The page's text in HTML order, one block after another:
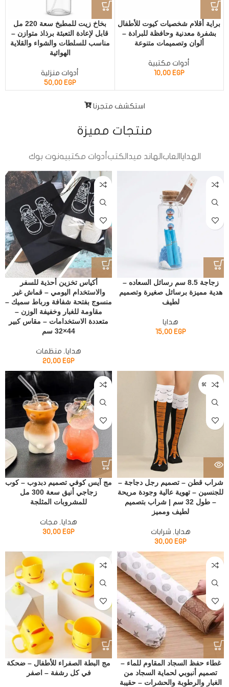
براية أقلام شخصيات كيوت للأطفال
بشفرة معدنية وحافظة للبرادة –
ألوان وتصميمات متنوعة
أدوات مكتبية
10,00 EGP
بخاخ زيت للمطبخ سعة 220 مل
قابل لإعادة التعبئة برذاذ متوازن –
مناسب للسلطات والشواء والقلاية
الهوائية
أدوات منزلية
50,00 EGP
استكشف متجرنا
منتجات مميزة
الهدايا العاب الهاند ميد الكتب أدوات مكتبيهنوت بوك
زجاجة 8.5 سم رسائل السعاده –
هدية مميزة برسائل صغيرة وتصميم
لطيف
هدايا
15,00 EGP
أكياس تخزين أحذية للسفر
والاستخدام اليومي – قماش غير
منسوج بفتحة شفافة ورباط سميك –
مقاومة للغبار وخفيفة الوزن –
متعددة الاستخدامات – مقاس كبير
44×32 سم
هدايا , منظمات
20,00 EGP
SOLD OUT
شراب قطن – تصميم رجل دجاجة –
للجنسين – تهوية عالية وجودة مريحة
– طول 32 سم | شراب بتصميم
لطيف ومميز
هدايا , شرابات
30,00 EGP
مج آيس كوفي تصميم دبدوب – كوب
زجاجي أنيق سعة 300 مل
للمشروبات المثلجة
هدايا , مجات
30,00 EGP
غطاء حفظ السجاد المقاوم للماء –
تصميم أنبوبي لحماية السجاد من
الغبار والرطوبة والحشرات – حقيبة
مج البطة الصفراء للأطفال – ضحكة
في كل رشفة – اصفر